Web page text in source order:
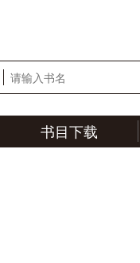
书目下载